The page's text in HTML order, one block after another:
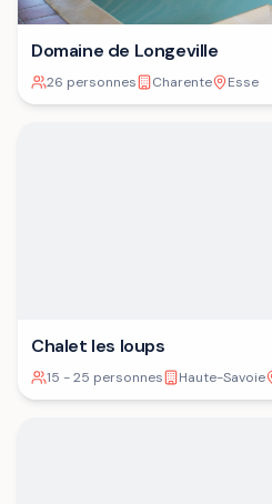
Domaine de Longeville
26 personnes Charente Esse
Chalet les loups
15 - 25 personnes Haute-Savoie